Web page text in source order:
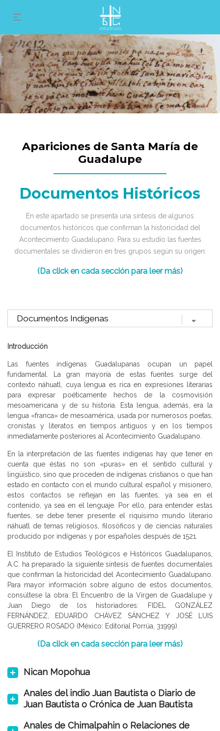
Apariciones de Santa María de
Guadalupe
Documentos Históricos
En este apartado se presenta una síntesis de algunos
documentos históricos que confirman la historicidad del
Acontecimiento Guadalupano. Para su estudio las fuentes
documentales se dividieron en tres grupos según su origen:
(Da click en cada sección para leer más)
Introducción
Las fuentes indígenas Guadalupanas ocupan un papel
fundamental. La gran mayoría de estas fuentes surge del
contexto náhuatl, cuya lengua es rica en expresiones literarias
para expresar poéticamente hechos de la cosmovisión
mesoamericana y de su historia. Esta lengua, además, era la
lengua «franca» de mesoamérica, usada por numerosos poetas,
cronistas y literatos en tiempos antiguos y en los tiempos
inmediatamente posteriores al Acontecimiento Guadalupano.
En la interpretación de las fuentes indígenas hay que tener en
cuenta que éstas no son «puras» en el sentido cultural y
lingüístico, sino que proceden de indígenas cristianos o que han
estado en contacto con el mundo cultural español y misionero,
estos contactos se reflejan en las fuentes, ya sea en el
contenido, ya sea en el lenguaje. Por ello, para entender estas
fuentes, se debe tener presente el riquísimo mundo literario
náhuatl de temas religiosos, filosóficos y de ciencias naturales
producido por indígenas y por españoles después de 1521.
El Instituto de Estudios Teológicos e Históricos Guadalupanos,
A.C. ha preparado la siguiente síntesis de fuentes documentales
que confirman la historicidad del Acontecimiento Guadalupano.
Para mayor información sobre alguno de estos documentos,
consúltese la obra: El Encuentro de la Virgen de Guadalupe y
Juan Diego de los historiadores: FIDEL GONZÁLEZ
FERNÁNDEZ, EDUARDO CHÁVEZ SÁNCHEZ Y JOSÉ LUIS
GUERRERO ROSADO (México: Editorial Porrúa, 31999).
(Da click en cada sección para leer más)
Nican Mopohua
Anales del indio Juan Bautista o Diario de
Juan Bautista o Crónica de Juan Bautista
Anales de Chimalpahin o Relaciones de